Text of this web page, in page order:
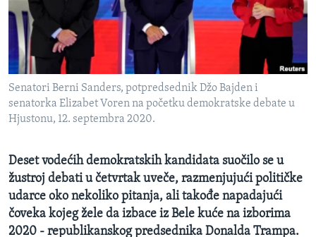
SPORT
INTERVJU
Senatori Berni Sanders, potpredsednik Džo Bajden i
senatorka Elizabet Voren na početku demokratske debate u
Hjustonu, 12. septembra 2020.
Deset vodećih demokratskih kandidata suočilo se u
žustroj debati u četvrtak uveče, razmenjujući političke
udarce oko nekoliko pitanja, ali takođe napadajući
čoveka kojeg žele da izbace iz Bele kuće na izborima
2020 - republikanskog predsednika Donalda Trampa.